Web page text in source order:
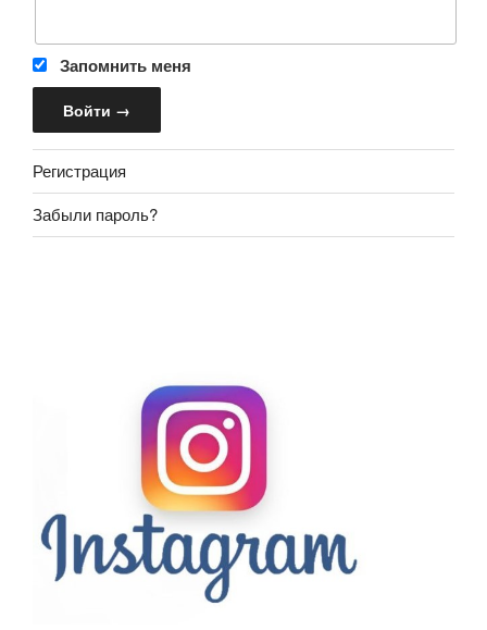
Запомнить меня
Регистрация
Забыли пароль?